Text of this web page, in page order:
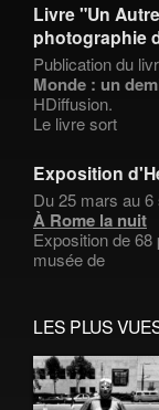
Livre "Un
photographie
Publication du
Monde : un
HDiffusion.
Le livre sort
Exposition
Du 25 mars au
À Rome la nuit
Exposition de 68
musée de
LES PLUS